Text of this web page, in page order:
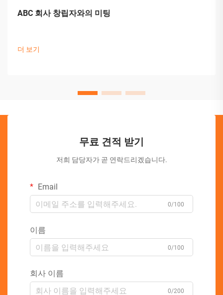
ABC 회사 창립자와의 미팅
더 보기
무료 견적 받기
저희 담당자가 곧 연락드리겠습니다.
Email
0/100
이름
0/100
회사 이름
0/200